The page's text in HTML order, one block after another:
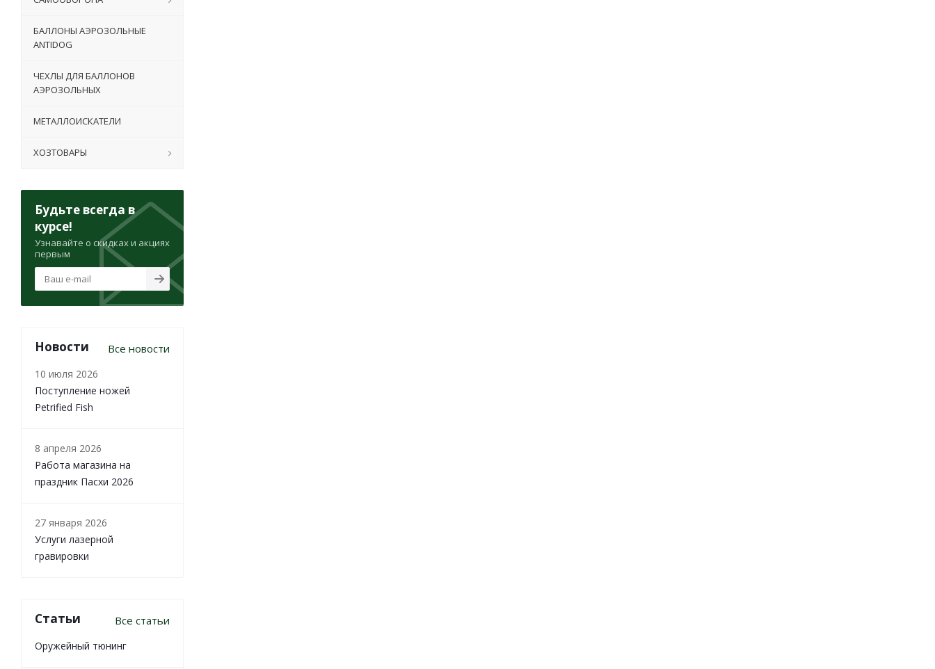
БАЛЛОНЫ АЭРОЗОЛЬНЫЕ
ANTIDOG
ЧЕХЛЫ ДЛЯ БАЛЛОНОВ
АЭРОЗОЛЬНЫХ
МЕТАЛЛОИСКАТЕЛИ
ХОЗТОВАРЫ
Будьте всегда в
курсе!
Узнавайте о скидках и акциях
первым
Новости Все новости
10 июля 2026
Поступление ножей
Petrified Fish
8 апреля 2026
Работа магазина на
праздник Пасхи 2026
27 января 2026
Услуги лазерной
гравировки
Статьи Все статьи
Оружейный тюнинг